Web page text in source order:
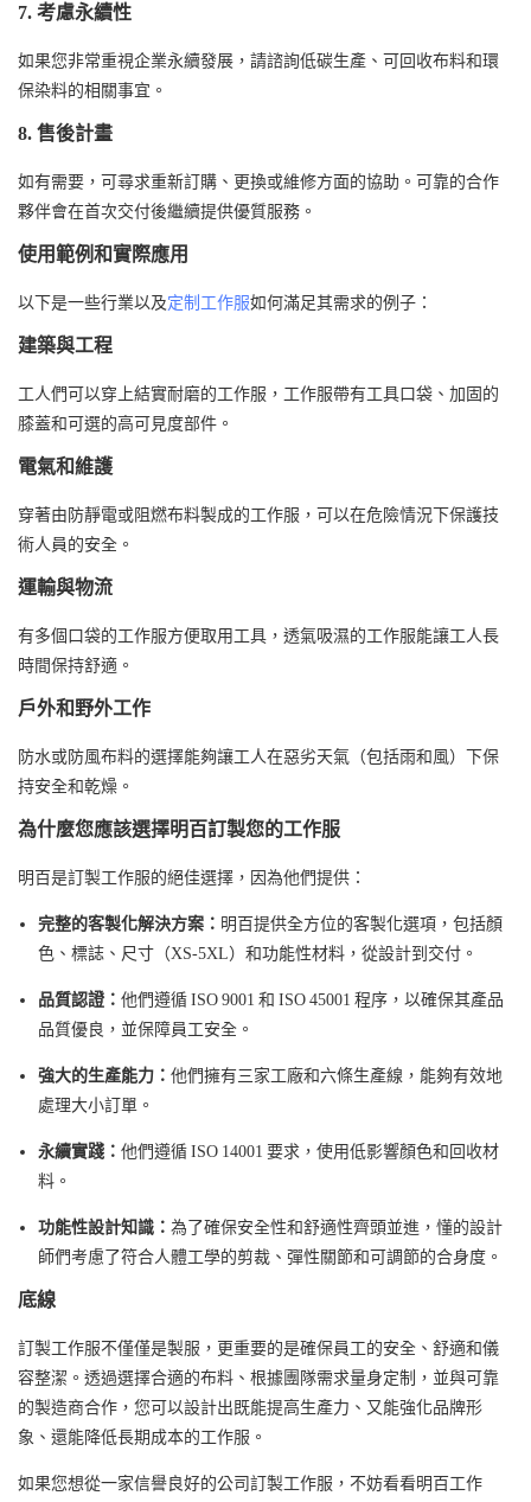
7. 考慮永續性
如果您非常重視企業永續發展，請諮詢低碳生產、可回收布料和環
保染料的相關事宜。
8. 售後計畫
如有需要，可尋求重新訂購、更換或維修方面的協助。可靠的合作
夥伴會在首次交付後繼續提供優質服務。
使用範例和實際應用
以下是一些行業以及定制工作服如何滿足其需求的例子：
建築與工程
工人們可以穿上結實耐磨的工作服，工作服帶有工具口袋、加固的
膝蓋和可選的高可見度部件。
電氣和維護
穿著由防靜電或阻燃布料製成的工作服，可以在危險情況下保護技
術人員的安全。
運輸與物流
有多個口袋的工作服方便取用工具，透氣吸濕的工作服能讓​​工人長
時間保持舒適。
戶外和野外工作
防水或防風布料的選擇能夠讓工人在惡劣天氣（包括雨和風）下保
持安全和乾燥。
為什麼您應該選擇明百訂製您的工作服
明百是訂製工作服的絕佳選擇，因為他們提供：
完整的客製化解決方案： 明百提供全方位的客製化選項，包括顏
色、標誌、尺寸（XS-5XL）和功能性材料，從設計到交付。
品質認證： 他們遵循 ISO 9001 和 ISO 45001 程序，以確保其產品
品質優良，並保障員工安全。
強大的生產能力： 他們擁有三家工廠和六條生產線，能夠有效地
處理大小訂單。
永續實踐： 他們遵循 ISO 14001 要求，使用低影響顏色和回收材
料。
功能性設計知識： 為了確保安全性和舒適性齊頭並進，懂的設計
師們考慮了符合人體工學的剪裁、彈性關節和可調節的合身度。
底線
訂製工作服不僅僅是製服，更重要的是確保員工的安全、舒適和儀
容整潔。透過選擇合適的布料、根據團隊需求量身定制，並與可靠
的製造商合作，您可以設計出既能提高生產力、又能強化品牌形
象、還能降低長期成本的工作服。
如果您想從一家信譽良好的公司訂製工作服，不妨看看明百工作